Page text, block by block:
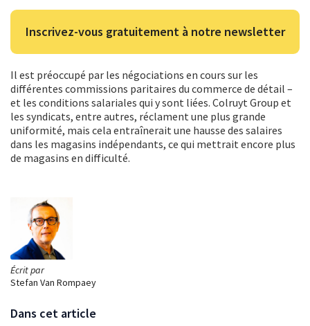
Écrit par
Stefan Van Rompaey
Dans cet article
Inscrivez-vous gratuitement à notre newsletter
Il est préoccupé par les négociations en cours sur les
différentes commissions paritaires du commerce de détail –
et les conditions salariales qui y sont liées. Colruyt Group et
les syndicats, entre autres, réclament une plus grande
uniformité, mais cela entraînerait une hausse des salaires
dans les magasins indépendants, ce qui mettrait encore plus
de magasins en difficulté.